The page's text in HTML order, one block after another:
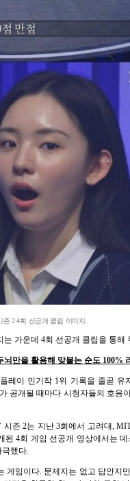
즌 2 4회 선공개 클립 이미지.
가운데 4회 선공개 클립을 통해
만을 활용해 맞붙는 순도 100%
레이 인기작 1위 기록을 줄곧
공개될 때마다 시청자들의 호응
즌 2는 지난 3회에서 고려대,
4회 게임 선공개 영상에서는
했다.
게임이다. 문제지는 없고 답안지